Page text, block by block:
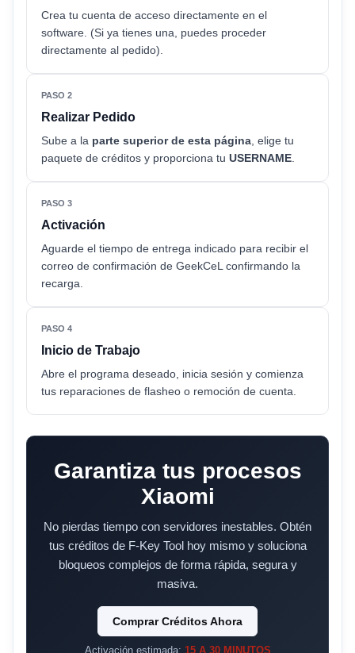
Crea tu cuenta de acceso directamente en el
software. (Si ya tienes una, puedes proceder
directamente al pedido).
PASO 2
Realizar Pedido
Sube a la parte superior de esta página , elige tu
paquete de créditos y proporciona tu USERNAME
PASO 3
Activación
Aguarde el tiempo de entrega indicado para recibir el
correo de confirmación de GeekCeL confirmando la
recarga.
PASO 4
Inicio de Trabajo
Abre el programa deseado, inicia sesión y comienza
tus reparaciones de flasheo o remoción de cuenta.
Garantiza tus procesos
Xiaomi
No pierdas tiempo con servidores inestables. Obtén
tus créditos de F-Key Tool hoy mismo y soluciona
bloqueos complejos de forma rápida, segura y
masiva.
Comprar Créditos Ahora
Activación estimada: 15 A 30 MINUTOS